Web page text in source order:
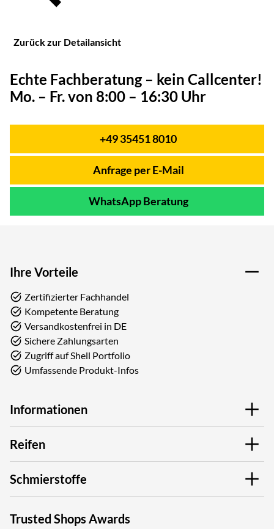
Zurück zur Detailansicht
Echte Fachberatung – kein Callcenter!
Mo. – Fr. von 8:00 – 16:30 Uhr
Telefon:
+49 35451 8010
Anfrage per E-Mail
WhatsApp Beratung
Ihre Vorteile
Zertifizierter Fachhandel
Kompetente Beratung
Versandkostenfrei in DE
Sichere Zahlungsarten
Zugriff auf Shell Portfolio
Umfassende Produkt-Infos
Informationen
Reifen
Schmierstoffe
Trusted Shops Awards